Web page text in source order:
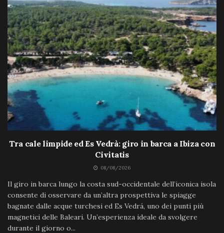
Tra cale limpide ed Es Vedrà: giro in barca a Ibiza con
Civitatis
08/08/2026
Il giro in barca lungo la costa sud-occidentale dell’iconica isola
consente di osservare da un’altra prospettiva le spiagge
bagnate dalle acque turchesi ed Es Vedrá, uno dei punti più
magnetici delle Baleari. Un’esperienza ideale da svolgere
durante il giorno o...